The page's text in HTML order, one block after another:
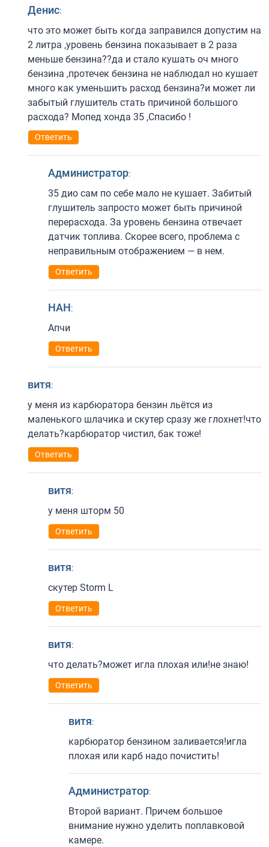
Денис:
что это может быть когда заправился допустим на
2 литра ,уровень бензина показывает в 2 раза
меньше бензина??да и стало кушать оч много
бензина ,протечек бензина не наблюдал но кушает
много как уменьшить расход бензина?и может ли
забытый глушитель стать причиной большого
расхода? Мопед хонда 35 ,Спасибо !
Ответить
Администратор:
35 дио сам по себе мало не кушает. Забитый
глушитель запросто может быть причиной
перерасхода. За уровень бензина отвечает
датчик топлива. Скорее всего, проблема с
неправильным отображением — в нем.
Ответить
НАН:
Апчи
Ответить
витя:
у меня из карбюратора бензин льётся из
маленького шлачика и скутер сразу же глохнет!что
делать?карбюратор чистил, бак тоже!
Ответить
витя:
у меня шторм 50
Ответить
витя:
скутер Storm L
Ответить
витя:
что делать?может игла плохая или!не знаю!
Ответить
витя:
карбюратор бензином заливается!игла
плохая или карб надо почистить!
Администратор:
Второй вариант. Причем большое
внимание нужно уделить поплавковой
камере.